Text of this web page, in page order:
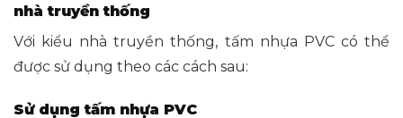
nhà truyền thống
Với kiểu nhà truyền thống, tấm nhựa PVC có thể
được sử dụng theo các cách sau:
Sử dụng tấm nhựa PVC